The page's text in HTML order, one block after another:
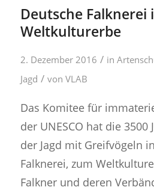
Deutsche Falknerei
Weltkulturerbe
2. Dezember 2016 / in
Jagd / von VLAB
Das Komitee für
der UNESCO hat die
der Jagd mit Greifvögeln
Falknerei, zum
Falkner und deren